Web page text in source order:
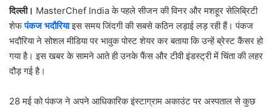
दिल्ली। MasterChef Indiaके पहले सीजन की विनर और मशहूर सेलिब्रिटी
शेफपंकज भदौरिया इस समय जिंदगी की सबसे कठिन लड़ाई लड़ रही हैं। पंकज
भदौरिया ने सोशल मीडिया पर भावुक पोस्ट शेयर कर बताया कि उन्हें ब्रेस्ट कैंसर हो
गया है। इस खबर के सामने आते ही उनके फैंस और टीवी इंडस्ट्री में चिंता की लहर
दौड़ गई है।
28 मई को पंकज ने अपने आधिकारिक इंस्टाग्राम अकाउंट पर अस्पताल से कुछ